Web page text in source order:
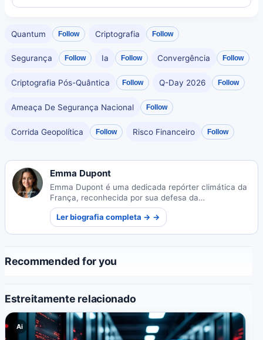
Quantum Follow Criptografia Follow
Segurança Follow Ia Follow Convergência Follow
Criptografia Pós-Quântica Follow Q-Day 2026 Follow
Ameaça De Segurança Nacional Follow
Corrida Geopolítica Follow Risco Financeiro Follow
Emma Dupont
Emma Dupont é uma dedicada repórter climática da
França, reconhecida por sua defesa da
sustentabilidade e pelo jornalismo ambiental
impactante que inspira conscientização global.
Ler biografia completa → →
Recommended for you
Estreitamente relacionado
Ai